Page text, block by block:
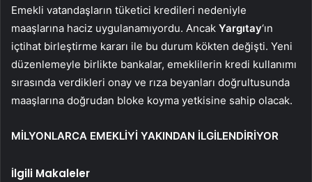
Emekli vatandaşların tüketici kredileri nedeniyle
maaşlarına haciz uygulanamıyordu. Ancak Yargıtay‘ın
içtihat birleştirme kararı ile bu durum kökten değişti. Yeni
düzenlemeyle birlikte bankalar, emeklilerin kredi kullanımı
sırasında verdikleri onay ve rıza beyanları doğrultusunda
maaşlarına doğrudan bloke koyma yetkisine sahip olacak.
MİLYONLARCA EMEKLİYİ YAKINDAN İLGİLENDİRİYOR
İlgili Makaleler